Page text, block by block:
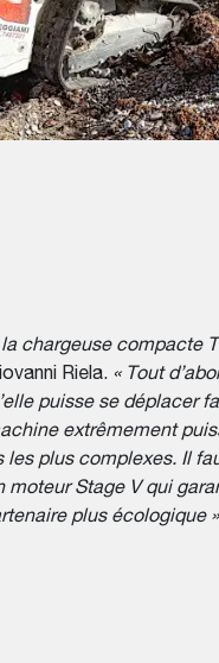
chargeuse compacte
Riela. « Tout
puisse se déplacer
extrêmement
les plus complexes. Il
moteur Stage V qui
plus écologique »